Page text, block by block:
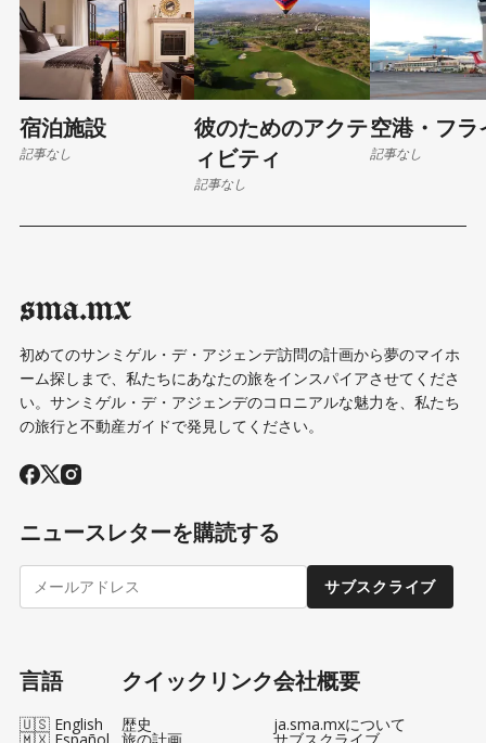
宿泊施設
記事なし
彼のためのアクテ
ィビティ
記事なし
空港・フラ
記事なし
sma.mx
初めてのサンミゲル・デ・アジェンデ訪問の計画から夢のマイホ
ーム探しまで、私たちにあなたの旅をインスパイアさせてくださ
い。サンミゲル・デ・アジェンデのコロニアルな魅力を、私たち
の旅行と不動産ガイドで発見してください。
ニュースレターを購読する
サブスクライブ
言語
🇺🇸 English
クイックリンク
歴史
会社概要
ja.sma.mxについて